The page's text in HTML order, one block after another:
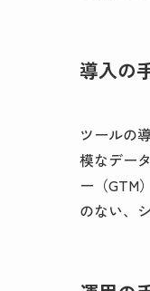
導入の
ツールの
模なデー
ー（GTM
のない、